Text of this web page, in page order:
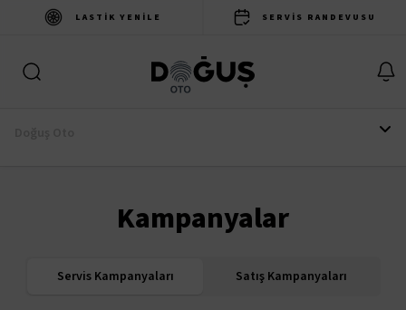
LASTIK YENILE SERVIS RANDEVUSU
Kampanyalar
Servis Kampanyaları Satış Kampanyaları